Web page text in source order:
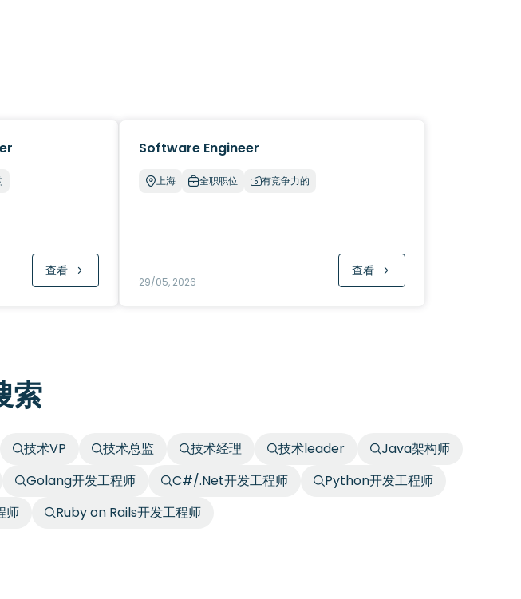
查看
Software Engineer
上海 全职职位 有竞争力的
29/05, 2026
查看
索
技术VP 技术总监 技术经理 技术leader
Java架构师
Golang开发工程师 C#/.Net开发工程师
Python开发工程师
师 Ruby on Rails开发工程师